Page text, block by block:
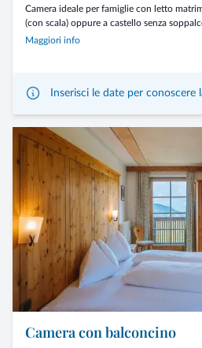
Camera ideale per famiglie con letto
(con scala) oppure a castello senza
Maggiori info
Inserisci le date per conoscere
Camera con balconcino